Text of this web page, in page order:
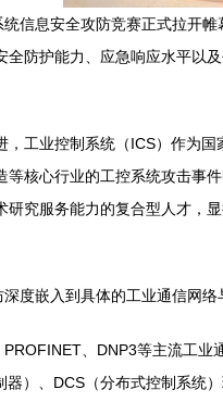
信息安全攻防竞赛正式拉开
防护能力、应急响应水平以
工业控制系统（ICS）作为
核心行业的工控系统攻击
究服务能力的复合型人才，显
度嵌入到具体的工业通信网
、DNP3等主流工业
器）、DCS（分布式控制系